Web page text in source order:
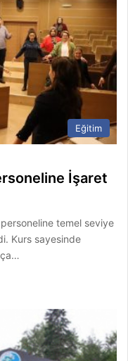
Eğitim
İşaret
temel seviye
Kurs sayesinde